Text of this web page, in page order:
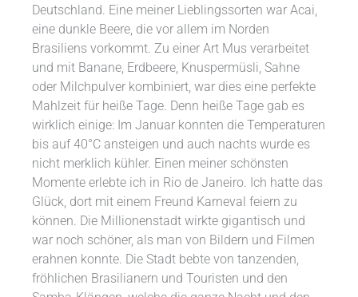
Deutschland. Eine meiner Lieblingssorten war Acai,
eine dunkle Beere, die vor allem im Norden
Brasiliens vorkommt. Zu einer Art Mus verarbeitet
und mit Banane, Erdbeere, Knuspermüsli, Sahne
oder Milchpulver kombiniert, war dies eine perfekte
Mahlzeit für heiße Tage. Denn heiße Tage gab es
wirklich einige: Im Januar konnten die Temperaturen
bis auf 40°C ansteigen und auch nachts wurde es
nicht merklich kühler. Einen meiner schönsten
Momente erlebte ich in Rio de Janeiro. Ich hatte das
Glück, dort mit einem Freund Karneval feiern zu
können. Die Millionenstadt wirkte gigantisch und
war noch schöner, als man von Bildern und Filmen
erahnen konnte. Die Stadt bebte von tanzenden,
fröhlichen Brasilianern und Touristen und den